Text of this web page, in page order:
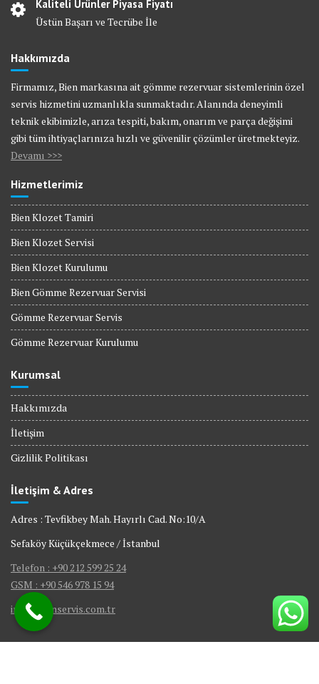
Kaliteli Ürünler Piyasa Fiyatı
Üstün Başarı ve Tecrübe İle
Hakkımızda
Firmamız, Bien markasına ait gömme rezervuar sistemlerinin özel
servis hizmetini uzmanlıkla sunmaktadır. Alanında deneyimli
teknik ekibimizle, arıza tespiti, bakım, onarım ve parça değişimi
gibi tüm ihtiyaçlarınıza hızlı ve güvenilir çözümler üretmekteyiz.
Devamı >>>
Hizmetlerimiz
Bien Klozet Tamiri
Bien Klozet Servisi
Bien Klozet Kurulumu
Bien Gömme Rezervuar Servisi
Gömme Rezervuar Servis
Gömme Rezervuar Kurulumu
Kurumsal
Hakkımızda
İletişim
Gizlilik Politikası
İletişim & Adres
Adres : Tevfikbey Mah. Hayırlı Cad. No:10/A
Sefaköy Küçükçekmece / İstanbul
Telefon : +90 212 599 25 24
GSM : +90 546 978 15 94
info@bienservis.com.tr